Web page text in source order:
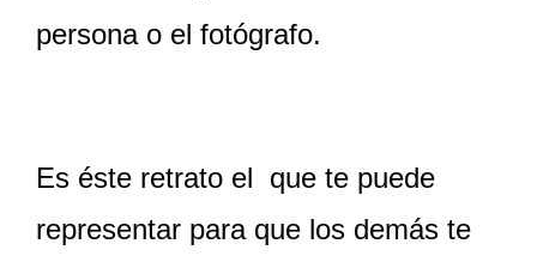
persona o el fotógrafo.
Es éste retrato el que te puede
representar para que los demás te